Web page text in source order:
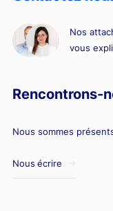
Nos
vous
Rencontrons-
Nous sommes
Nous écrire